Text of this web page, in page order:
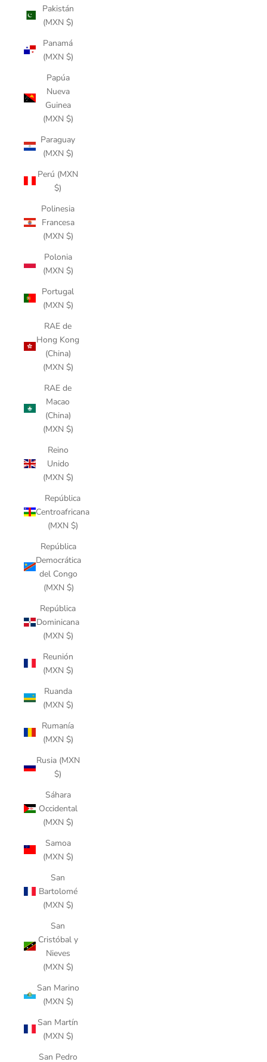
Pakistán
(MXN $)
Panamá
(MXN $)
Papúa
Nueva
Guinea
(MXN $)
Paraguay
(MXN $)
Perú (MXN
$)
Polinesia
Francesa
(MXN $)
Polonia
(MXN $)
Portugal
(MXN $)
RAE de
Hong Kong
(China)
(MXN $)
RAE de
Macao
(China)
(MXN $)
Reino
Unido
(MXN $)
República
Centroafricana
(MXN $)
República
Democrática
del Congo
(MXN $)
República
Dominicana
(MXN $)
Reunión
(MXN $)
Ruanda
(MXN $)
Rumanía
(MXN $)
Rusia (MXN
$)
Sáhara
Occidental
(MXN $)
Samoa
(MXN $)
San
Bartolomé
(MXN $)
San
Cristóbal y
Nieves
(MXN $)
San Marino
(MXN $)
San Martín
(MXN $)
San Pedro